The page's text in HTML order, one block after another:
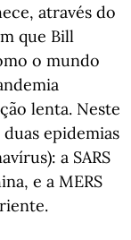
através do
que Bill
o mundo
lenta. Neste
epidemias
a SARS
e a MERS